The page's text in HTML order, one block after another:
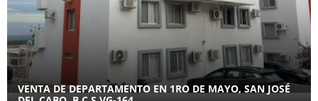
VENTA DE DEPARTAMENTO EN 1RO DE MAYO, SAN JOSÉ